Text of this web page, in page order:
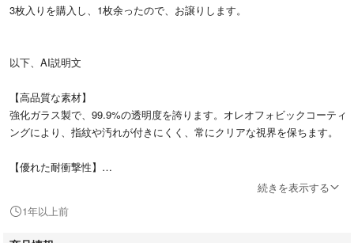
3枚入りを購入し、1枚余ったので、お譲りします。
以下、AI説明文
【高品質な素材】
強化ガラス製で、99.9%の透明度を誇ります。オレオフォビックコーティ
ングにより、指紋や汚れが付きにくく、常にクリアな視界を保ちます。
【優れた耐衝撃性】
アンチバースト機能を備えており、万が一の衝撃からスマートフォンの画
【簡単な取り付け】
続きを表示する
1年以上前